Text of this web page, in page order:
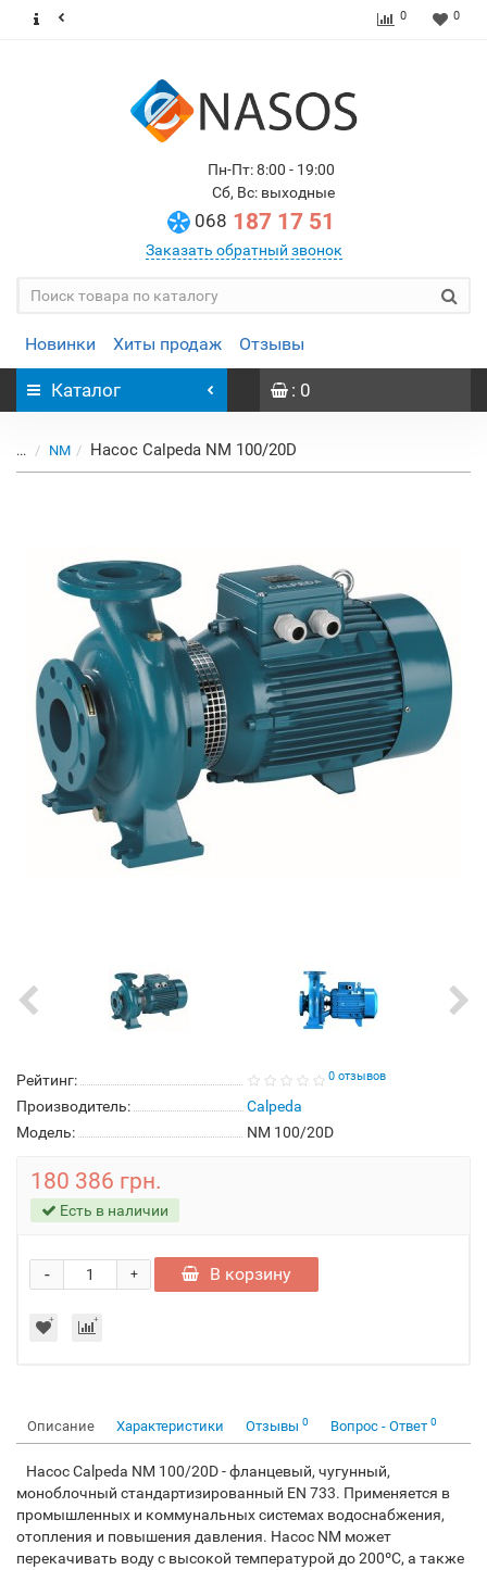
0 0
Пн-Пт: 8:00 - 19:00
Сб, Вс: выходные
068 187 17 51
Заказать обратный звонок
Новинки Хиты продаж Отзывы
Каталог : 0
... NM Насос Calpeda NM 100/20D
Рейтинг: 0 отзывов
Производитель:
Calpeda
Модель:
NM 100/20D
180 386 грн.
Есть в наличии
+
- В корзину
Описание Характеристики Отзывы 0 Вопрос - Ответ 0
Насос Calpeda NM 100/20D - фланцевый, чугунный,
моноблочный стандартизированный EN 733. Применяется в
промышленных и коммунальных системах водоснабжения,
отопления и повышения давления. Насос NM может
перекачивать воду с высокой температурой до 200ºC, а также